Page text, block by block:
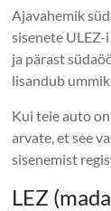
Ajavahemik
sisenete ULEZ-
ja pärast
lisandub
Kui teie auto
arvate, et see
sisenemist
LEZ